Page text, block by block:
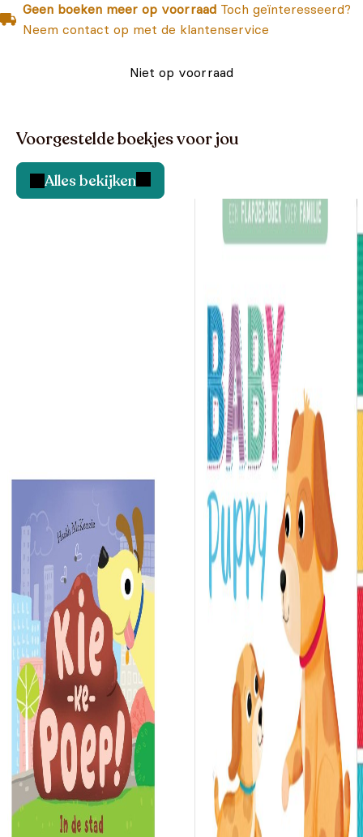
Geen boeken meer op voorraad Toch geïnteresseerd?
Neem contact op met de klantenservice
Niet op voorraad
Voorgestelde boekjes voor jou
Alles bekijken